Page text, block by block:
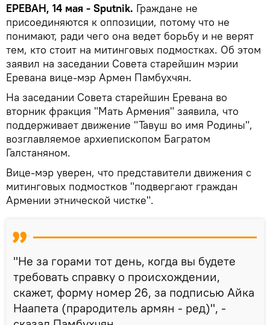
ЕРЕВАН, 14 мая - Sputnik. Граждане не
присоединяются к оппозиции, потому что не
понимают, ради чего она ведет борьбу и не верят
тем, кто стоит на митинговых подмостках. Об этом
заявил на заседании Совета старейшин мэрии
Еревана вице-мэр Армен Памбухчян.
На заседании Совета старейшин Еревана во
вторник фракция "Мать Армения" заявила, что
поддерживает движение "Тавуш во имя Родины",
возглавляемое архиепископом Багратом
Галстаняном.
Вице-мэр уверен, что представители движения с
митинговых подмостков "подвергают граждан
Армении этнической чистке".
"Не за горами тот день, когда вы будете
требовать справку о происхождении,
скажет, форму номер 26, за подписью Айка
Наапета (прародитель армян - ред)", -